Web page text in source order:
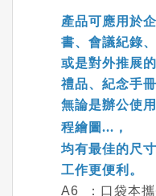
產品可應用於
書、會議紀錄
或是對外推展
禮品、紀念手
無論是辦公使
程繪圖...，
均有最佳的尺
工作更便利。
A6 ：口袋本攜